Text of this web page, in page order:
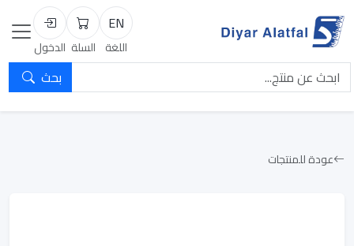
EN
اللغة
السلة
السلة
تسجيل
الدخول
بحث
عودة للمنتجات